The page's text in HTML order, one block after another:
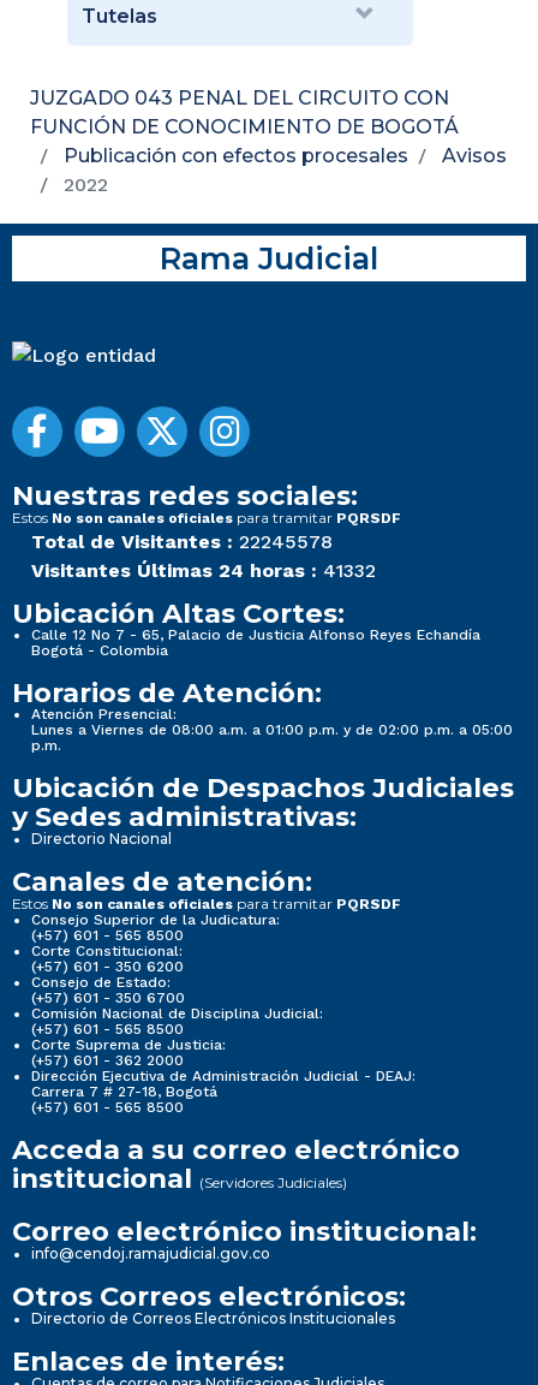
Tutelas
JUZGADO 043 PENAL DEL CIRCUITO CON
FUNCIÓN DE CONOCIMIENTO DE BOGOTÁ
Publicación con efectos procesales
Avisos
2022
Rama Judicial
Nuestras redes sociales:
Estos No son canales oficiales para tramitar PQRSDF
Total de Visitantes : 22245578
Visitantes Últimas 24 horas : 41332
Ubicación Altas Cortes:
Calle 12 No 7 - 65, Palacio de Justicia Alfonso Reyes Echandía
Bogotá - Colombia
Horarios de Atención:
Atención Presencial:
Lunes a Viernes de 08:00 a.m. a 01:00 p.m. y de 02:00 p.m. a 05:00
p.m.
Ubicación de Despachos Judiciales
y Sedes administrativas:
Directorio Nacional
Canales de atención:
Estos No son canales oficiales para tramitar PQRSDF
Consejo Superior de la Judicatura:
(+57) 601 - 565 8500
Corte Constitucional:
(+57) 601 - 350 6200
Consejo de Estado:
(+57) 601 - 350 6700
Comisión Nacional de Disciplina Judicial:
(+57) 601 - 565 8500
Corte Suprema de Justicia:
(+57) 601 - 362 2000
Dirección Ejecutiva de Administración Judicial - DEAJ:
Carrera 7 # 27-18, Bogotá
(+57) 601 - 565 8500
Acceda a su correo electrónico
institucional (Servidores Judiciales)
Correo electrónico institucional:
info@cendoj.ramajudicial.gov.co
Otros Correos electrónicos:
Directorio de Correos Electrónicos Institucionales
Enlaces de interés: